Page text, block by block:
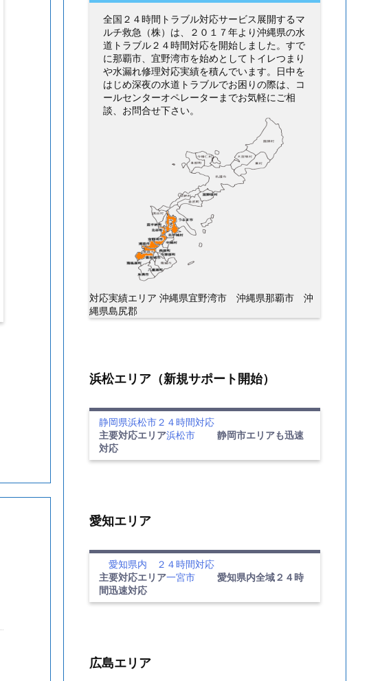
全国２４時間トラブル対応サービス展開するマ
ルチ救急（株）は、２０１７年より沖縄県の水
道トラブル２４時間対応を開始しました。すで
に那覇市、宜野湾市を始めとしてトイレつまり
や水漏れ修理対応実績を積んでいます。日中を
はじめ深夜の水道トラブルでお困りの際は、コ
ールセンターオペレーターまでお気軽にご相
談、お問合せ下さい。
対応実績エリア 沖縄県宜野湾市 沖縄県那覇市 沖
縄県島尻郡
浜松エリア（新規サポート開始）
静岡県浜松市２４時間対応
主要対応エリア浜松市
静岡市エリアも迅速
対応
愛知エリア
愛知県内 ２４時間対応
主要対応エリア一宮市
愛知県内全域２４時
間迅速対応
広島エリア